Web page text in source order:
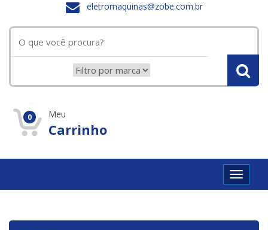
eletromaquinas@zobe.com.br
0 Meu
Carrinho
Toggle